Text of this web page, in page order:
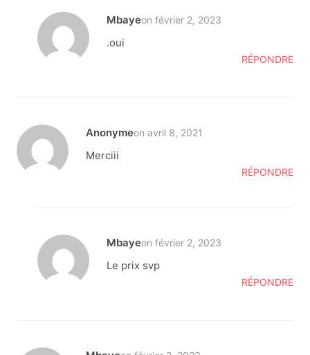
Mbayeon février 2, 2023
.oui
RÉPONDRE
Anonymeon avril 8, 2021
Merciii
RÉPONDRE
Mbayeon février 2, 2023
Le prix svp
RÉPONDRE